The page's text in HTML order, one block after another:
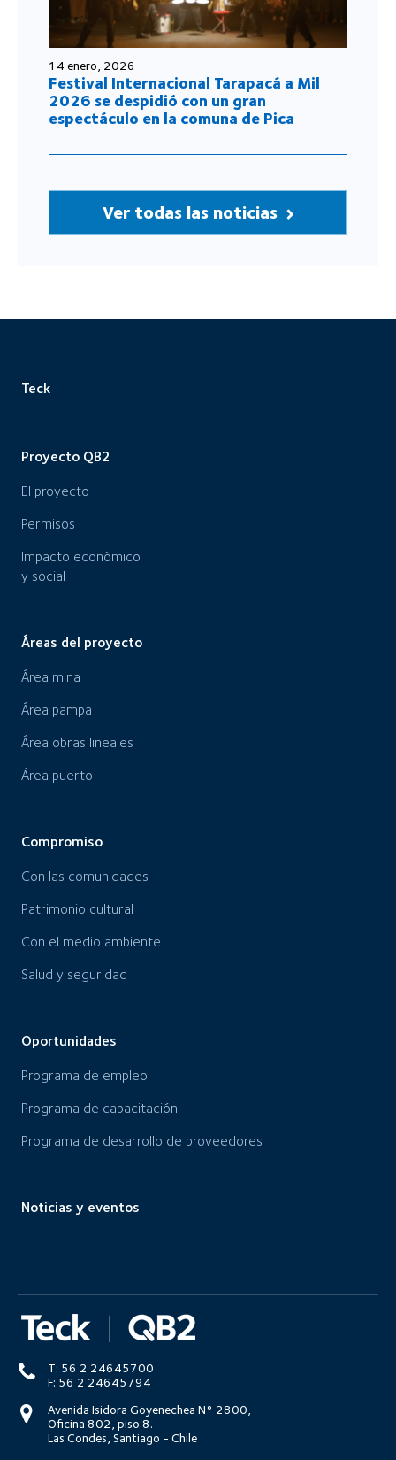
14 enero, 2026
Festival Internacional Tarapacá a Mil
2026 se despidió con un gran
espectáculo en la comuna de Pica
Ver todas las noticias
Teck
Proyecto QB2
El proyecto
Permisos
Impacto económico
y social
Áreas del proyecto
Área mina
Área pampa
Área obras lineales
Área puerto
Compromiso
Con las comunidades
Patrimonio cultural
Con el medio ambiente
Salud y seguridad
Oportunidades
Programa de empleo
Programa de capacitación
Programa de desarrollo de proveedores
Noticias y eventos
T: 56 2 24645700
F: 56 2 24645794
Avenida Isidora Goyenechea N° 2800,
Oficina 802, piso 8.
Las Condes, Santiago - Chile